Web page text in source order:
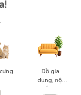
Đồ gia
dụng, nội
thất, cây